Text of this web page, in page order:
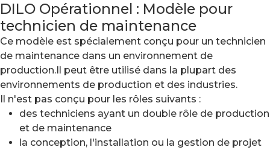
DILO Opérationnel : Modèle pour
technicien de maintenance
Ce modèle est spécialement conçu pour un technicien
de maintenance dans un environnement de
production.Il peut être utilisé dans la plupart des
environnements de production et des industries.
Il n'est pas conçu pour les rôles suivants :
des techniciens ayant un double rôle de production
et de maintenance
la conception, l'installation ou la gestion de projet